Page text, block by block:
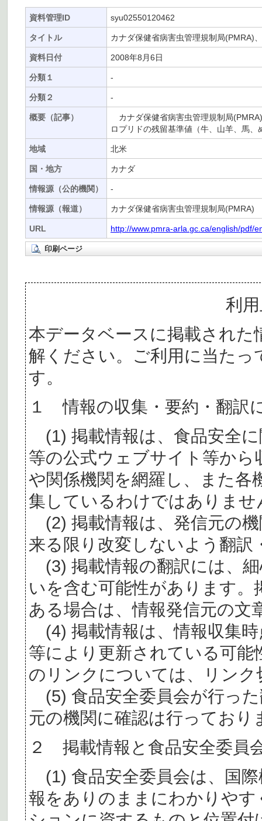
資料管理ID syu02550120462
タイトル カナダ保健省病害虫管理規制局(PMRA)
資料日付 2008年8月6日
分類１ -
分類２ -
概要（記事）
カナダ保健省病害虫管理規制局
ロプリドの残留基準値（牛、山羊、馬
地域 北米
国・地方 カナダ
情報源（公的機関） -
情報源（報道） カナダ保健省病害虫管理規制局(PMRA)
URL http://www.pmra-arla.gc.ca/english/pdf/
印刷ページ
利
本データベースに掲載された
解ください。ご利用に当た
す。
１ 情報の収集・要約・翻訳
(1) 掲載情報は、食品安全
等の公式ウェブサイト等か
や関係機関を網羅し、また各
集しているわけではありませ
(2) 掲載情報は、発信元の
来る限り改変しないよう翻訳
(3) 掲載情報の翻訳には、
いを含む可能性があります。
ある場合は、情報発信元の文
(4) 掲載情報は、情報収集
等により更新されている可
のリンクについては、リン
(5) 食品安全委員会が行っ
元の機関に確認は行っており
２ 掲載情報と食品安全委員
(1) 食品安全委員会は、国
報をありのままにわかりや